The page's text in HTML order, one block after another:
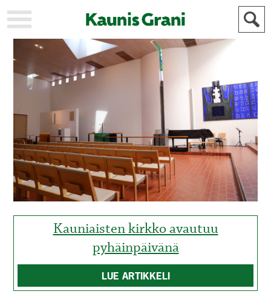
KAUPUNKI
STADEN
AJANKOHTAISTA
AKTUELLT
URHEILU
KULTTUURI
KULTUR
HISTORIA
HISTORIA
YLEINEN
ALLMÄN
MAINOSTAJILLE
FÖR
ANNONSÖRER
Kauniaisten kirkko avautuu
pyhäinpäivänä
LUE ARTIKKELI